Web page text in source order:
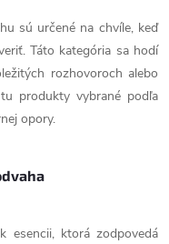
sú určené na chvíle, keď
Táto kategória sa hodí
rozhovoroch alebo
produkty vybrané podľa
opory.
esencii, ktorá zodpovedá